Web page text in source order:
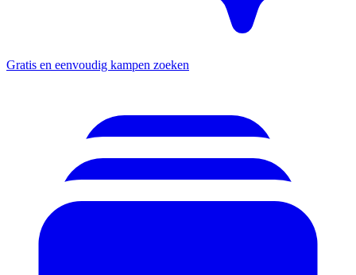
Gratis en eenvoudig kampen zoeken